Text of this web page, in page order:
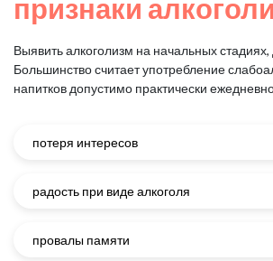
признаки
Выявить алкоголизм на начальных
Большинство считает употребление
напитков допустимо практически
потеря интересов
радость при виде алкоголя
провалы памяти